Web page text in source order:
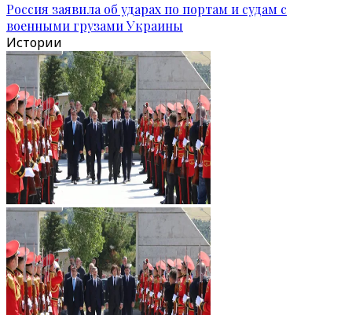
Россия заявила об ударах по портам и судам с
военными грузами Украины
Истории